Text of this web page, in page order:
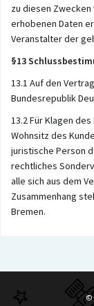
zu diesen
erhobenen Daten
Veranstalter der
§13
13.1 Auf den
Bundesrepublik
13.2 Für Klagen
Wohnsitz des
juristische Person
rechtliches
alle sich aus dem
Zusammenhang
Bremen.
©